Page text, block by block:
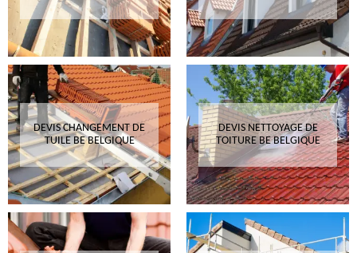
DEVIS CHANGEMENT DE
TUILE BE BELGIQUE
DEVIS NETTOYAGE DE
TOITURE BE BELGIQUE